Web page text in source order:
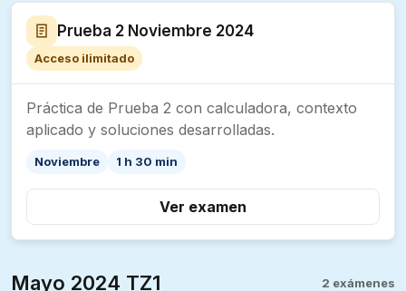
Prueba 2 Noviembre 2024
Acceso ilimitado
Práctica de Prueba 2 con calculadora, contexto
aplicado y soluciones desarrolladas.
Noviembre 1 h 30 min
Ver examen
Mayo 2024 TZ1 2 exámenes